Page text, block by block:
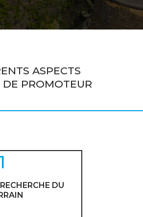
ASPECTS
DE PROMOTEUR
DU